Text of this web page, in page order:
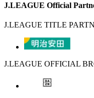
J.LEAGUE Official
J.LEAGUE TITLE
J.LEAGUE OFFICIAL